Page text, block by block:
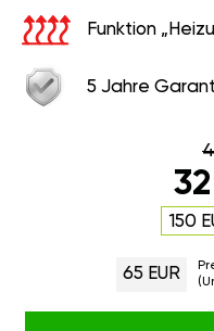
Funktion
5 Jahre
150
65 EUR